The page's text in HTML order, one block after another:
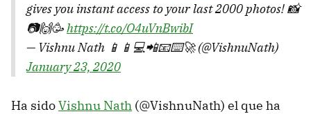
gives you instant access to your last 2000 photos! 📸
📷🙌🥳https://t.co/O4uVnBwibI
— Vishnu Nath 📱📱💻📲📧⌨️🚀 (@VishnuNath)
January 23, 2020
Ha sidoVishnu Nath (@VishnuNath) el que ha